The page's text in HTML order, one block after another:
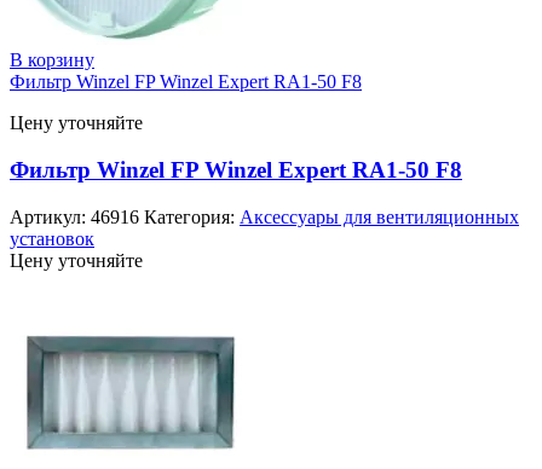
В корзину
Фильтр Winzel FP Winzel Expert RA1-50 F8
Цену уточняйте
Фильтр Winzel FP Winzel Expert RA1-50 F8
Артикул: 46916 Категория: Аксессуары для вентиляционных
установок
Цену уточняйте